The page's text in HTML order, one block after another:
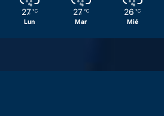
27 ℃
Lun
27 ℃
Mar
26 ℃
Mié